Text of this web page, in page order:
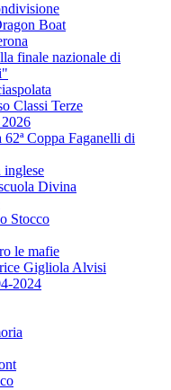
Boat
finale nazionale di
Classi Terze
62ª Coppa Faganelli di
inglese
Divina
Stocco
le mafie
Gigliola Alvisi
2024